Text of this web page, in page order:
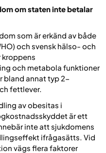
om staten inte betalar
som är erkänd av både
och svensk hälso- och
kroppens
och metabola funktioner
bland annat typ 2-
fettlever.
av obesitas i
är ett
inte att sjukdomens
ifrågasätts. Vid
vägs flera faktorer